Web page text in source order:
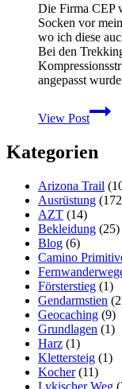
Die Firma CEP
Socken vor
wo ich diese
Bei den
angepasst
View Post
Test
CEP
Socks
O2
–
Kategorien
Arizona Trail
Ausrüstung
AZT (14)
Bekleidung (25)
Blog (6)
Camino
Försterstieg (1)
Gendarmstien
Geocaching (9)
Grundlagen (1)
Harz (1)
Klettersteig (1)
Kocher(11)
Lykischer Weg